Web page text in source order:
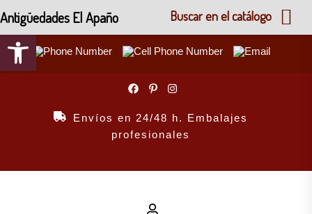
Abrir barra de herramientas
Envíos en 24/48 h. Embalajes
profesionales
Antigüedades El Apaño Buscar en el catálogo